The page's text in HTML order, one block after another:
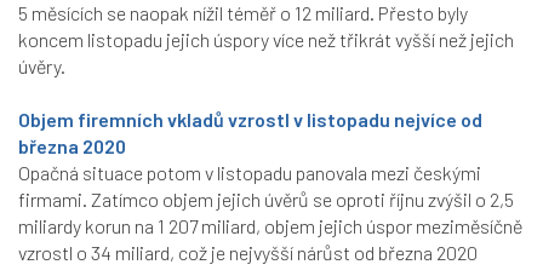
5 měsících se naopak nížil téměř o 12 miliard. Přesto byly
koncem listopadu jejich úspory více než třikrát vyšší než jejich
úvěry.
Objem firemních vkladů vzrostl v listopadu nejvíce od
března 2020
Opačná situace potom v listopadu panovala mezi českými
firmami. Zatímco objem jejich úvěrů se oproti říjnu zvýšil o 2,5
miliardy korun na 1 207 miliard, objem jejich úspor meziměsíčně
vzrostl o 34 miliard, což je nejvyšší nárůst od března 2020